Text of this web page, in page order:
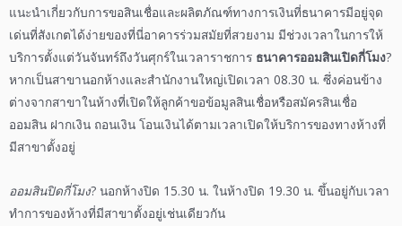
แนะนำเกี่ยวกับการขอสินเชื่อและผลิตภัณฑ์ทางการเงินที่ธนาคารมีอยู่จุด
เด่นที่สังเกตได้ง่ายของที่นี่อาคารร่วมสมัยที่สวยงาม มีช่วงเวลาในการให้
บริการตั้งแต่วันจันทร์ถึงวันศุกร์ในเวลาราชการ ธนาคารออมสินเปิดกี่โมง?
หากเป็นสาขานอกห้างและสำนักงานใหญ่เปิดเวลา 08.30 น. ซึ่งค่อนข้าง
ต่างจากสาขาในห้างที่เปิดให้ลูกค้าขอข้อมูลสินเชื่อหรือสมัครสินเชื่อ
ออมสิน ฝากเงิน ถอนเงิน โอนเงินได้ตามเวลาเปิดให้บริการของทางห้างที่
มีสาขาตั้งอยู่
ออมสินปิดกี่โมง? นอกห้างปิด 15.30 น. ในห้างปิด 19.30 น. ขึ้นอยู่กับเวลา
ทำการของห้างที่มีสาขาตั้งอยู่เช่นเดียวกัน